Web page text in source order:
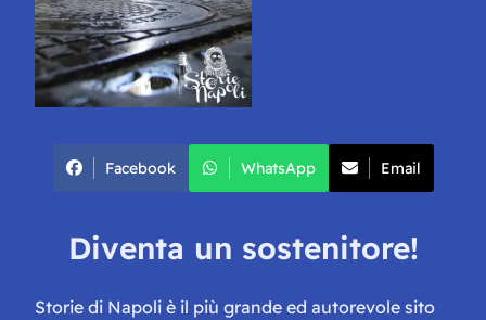
Facebook WhatsApp Email
Diventa un sostenitore!
Storie di Napoli è il più grande ed autorevole sito